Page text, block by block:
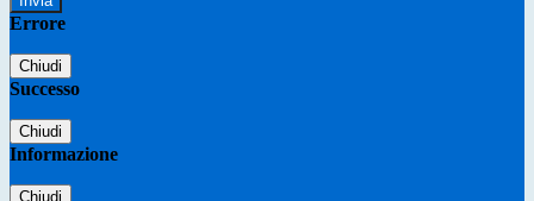
Errore
Chiudi
Successo
Chiudi
Informazione
Chiudi